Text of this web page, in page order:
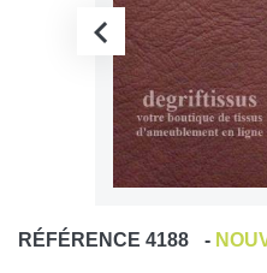
RÉFÉRENCE 4188 -